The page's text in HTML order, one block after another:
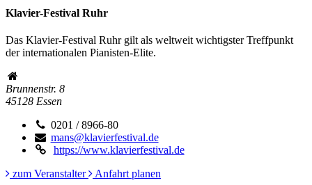
Klavier-Festival Ruhr
Das Klavier-Festival Ruhr gilt als weltweit wichtigster Treffpunkt
der internationalen Pianisten-Elite.
Brunnenstr. 8
45128 Essen
0201 / 8966-80
mans@klavierfestival.de
https://www.klavierfestival.de
zum Veranstalter
Anfahrt planen